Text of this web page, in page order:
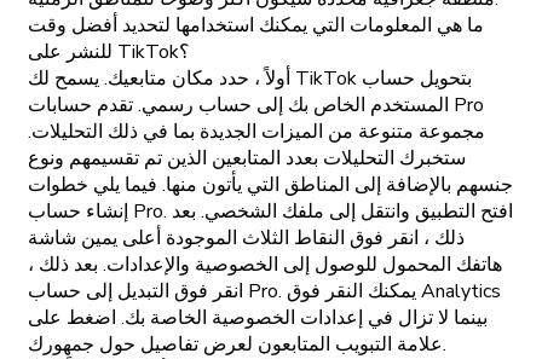
ما هي المعلومات التي يمكنك استخدامها لتحديد أفضل وقت
للنشر على TikTok؟
أولاً ، حدد مكان متابعيك. يسمح لك TikTok بتحويل حساب
المستخدم الخاص بك إلى حساب رسمي. تقدم حسابات Pro
مجموعة متنوعة من الميزات الجديدة بما في ذلك التحليلات.
ستخبرك التحليلات بعدد المتابعين الذين تم تقسيمهم ونوع
جنسهم بالإضافة إلى المناطق التي يأتون منها. فيما يلي خطوات
إنشاء حساب Pro. افتح التطبيق وانتقل إلى ملفك الشخصي. بعد
ذلك ، انقر فوق النقاط الثلاث الموجودة أعلى يمين شاشة
هاتفك المحمول للوصول إلى الخصوصية والإعدادات. بعد ذلك ،
انقر فوق التبديل إلى حساب Pro. يمكنك النقر فوق Analytics
بينما لا تزال في إعدادات الخصوصية الخاصة بك. اضغط على
علامة التبويب المتابعون لعرض تفاصيل حول جمهورك.